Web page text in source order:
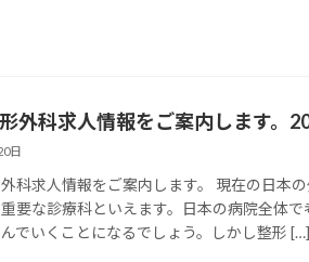
外科求人情報をご案内します。
日
科求人情報をご案内します。 現在の日本
要な診療科といえます。日本の病院全体
でいくことになるでしょう。しかし整形 […]